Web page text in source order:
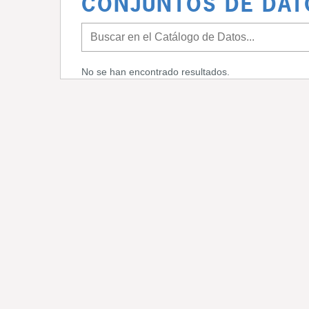
CONJUNTOS DE
No se han encontrado resultados.